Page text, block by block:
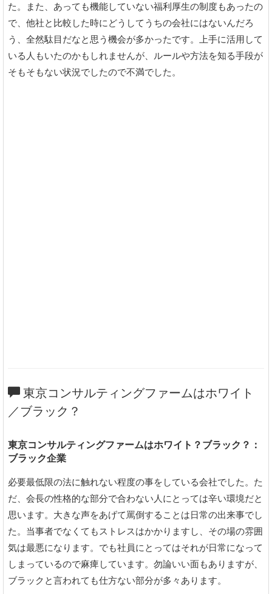
た。また、あっても機能していない福利厚生の制度もあったの
で、他社と比較した時にどうしてうちの会社にはないんだろ
う、全然駄目だなと思う機会が多かったです。上手に活用して
いる人もいたのかもしれませんが、ルールや方法を知る手段が
そもそもない状況でしたので不満でした。
東京コンサルティングファームはホワイト
／ブラック？
東京コンサルティングファームはホワイト？ブラック？：
ブラック企業
必要最低限の法に触れない程度の事をしている会社でした。た
だ、会長の性格的な部分で合わない人にとっては辛い環境だと
思います。大きな声をあげて罵倒することは日常の出来事でし
た。当事者でなくてもストレスはかかりますし、その場の雰囲
気は最悪になります。でも社員にとってはそれが日常になって
しまっているので麻痺しています。勿論いい面もありますが、
ブラックと言われても仕方ない部分が多々あります。